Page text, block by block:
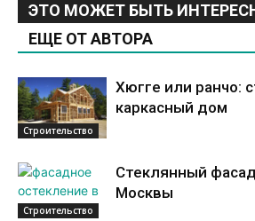
ЭТО МОЖЕТ БЫТЬ
ЕЩЕ ОТ АВТОРА
Строительство
Хюгге или ранчо:
каркасный дом
Строительство
Стеклянный
Москвы